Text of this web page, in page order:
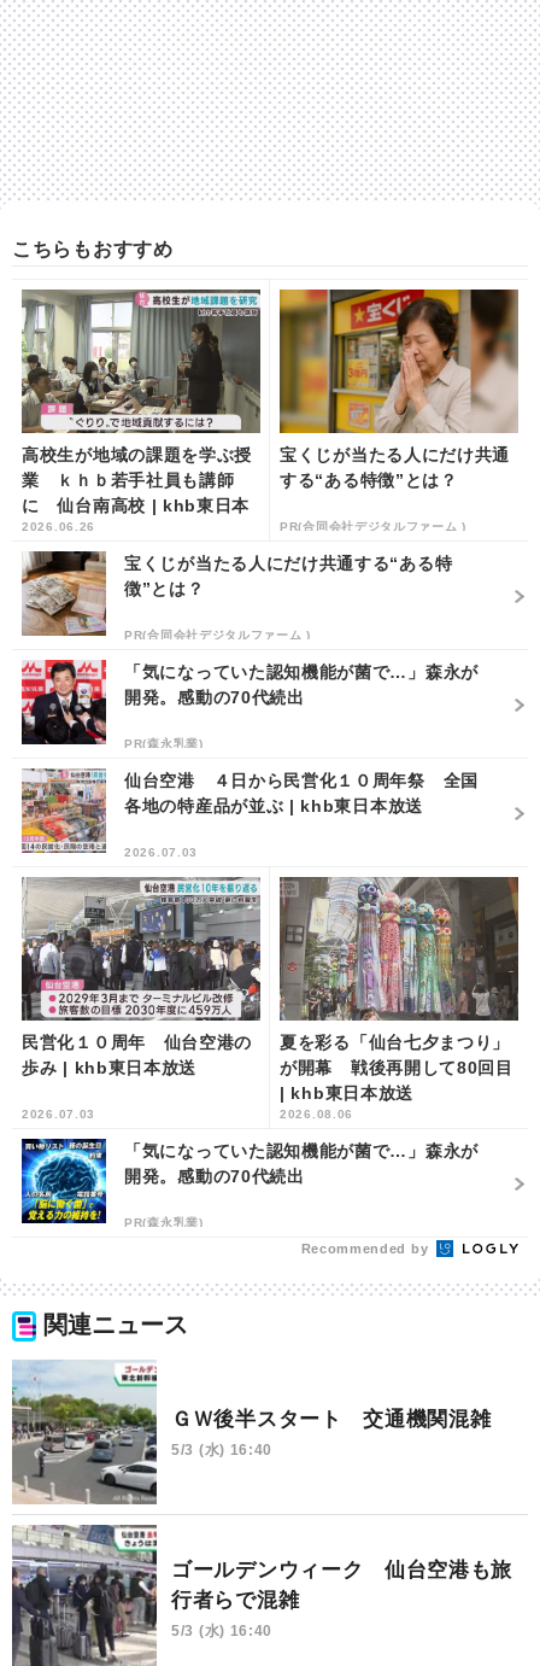
こちらもおすすめ
高校生が地域の課題を学ぶ授
業 ｋｈｂ若手社員も講師
に 仙台南高校 | khb東日本
放送
2026.06.26
宝くじが当たる人にだけ共通
する“ある特徴”とは？
PR(合同会社デジタルファーム )
宝くじが当たる人にだけ共通する“ある特
徴”とは？
PR(合同会社デジタルファーム )
「気になっていた認知機能が菌で…」森永が
開発。感動の70代続出
PR(森永乳業)
仙台空港 ４日から民営化１０周年祭 全国
各地の特産品が並ぶ | khb東日本放送
2026.07.03
民営化１０周年 仙台空港の
歩み | khb東日本放送
2026.07.03
夏を彩る「仙台七夕まつり」
が開幕 戦後再開して80回目
| khb東日本放送
2026.08.06
「気になっていた認知機能が菌で…」森永が
開発。感動の70代続出
PR(森永乳業)
Recommended by
関連ニュース
ＧＷ後半スタート 交通機関混雑
5/3 (水) 16:40
ゴールデンウィーク 仙台空港も旅
行者らで混雑
5/3 (水) 16:40